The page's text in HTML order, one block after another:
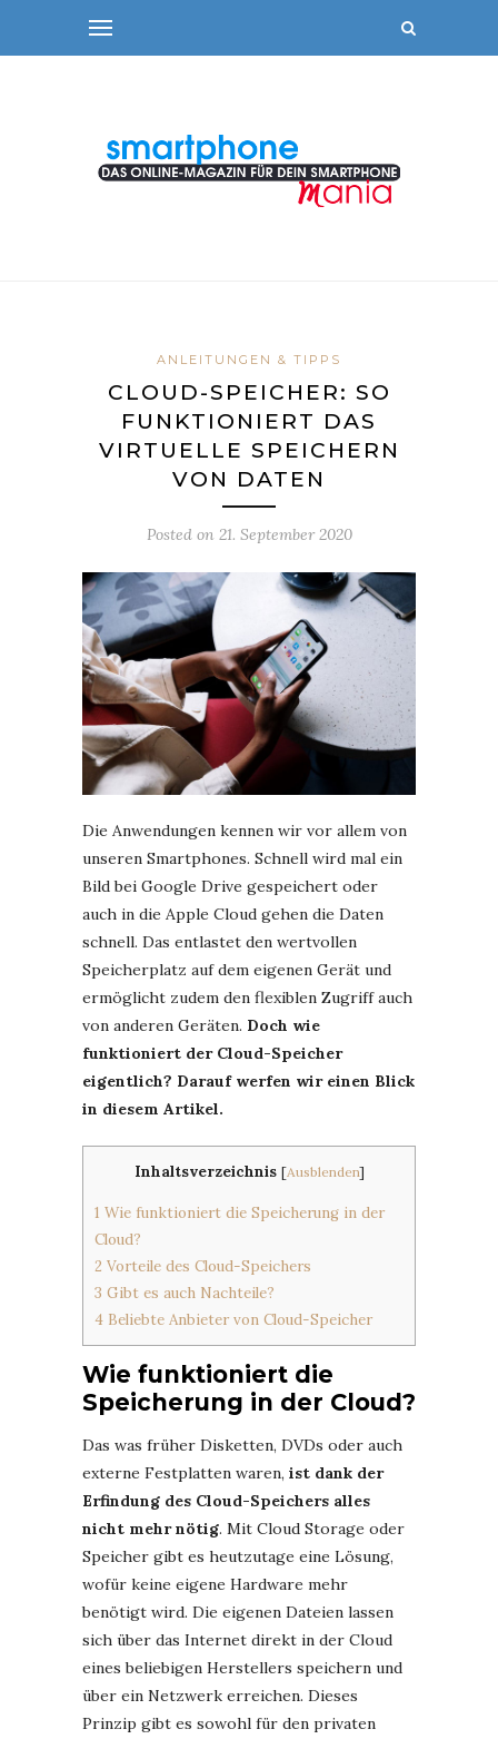
ANLEITUNGEN & TIPPS
CLOUD-SPEICHER: SO
FUNKTIONIERT DAS
VIRTUELLE SPEICHERN
VON DATEN
Posted on 21. September 2020
Die Anwendungen kennen wir vor allem von
unseren Smartphones. Schnell wird mal ein
Bild bei Google Drive gespeichert oder
auch in die Apple Cloud gehen die Daten
schnell. Das entlastet den wertvollen
Speicherplatz auf dem eigenen Gerät und
ermöglicht zudem den flexiblen Zugriff auch
von anderen Geräten. Doch wie
funktioniert der Cloud-Speicher
eigentlich? Darauf werfen wir einen Blick
in diesem Artikel.
Inhaltsverzeichnis [Ausblenden]
1 Wie funktioniert die Speicherung in der
Cloud?
2 Vorteile des Cloud-Speichers
3 Gibt es auch Nachteile?
4 Beliebte Anbieter von Cloud-Speicher
Wie funktioniert die
Speicherung in der Cloud?
Das was früher Disketten, DVDs oder auch
externe Festplatten waren, ist dank der
Erfindung des Cloud-Speichers alles
nicht mehr nötig. Mit Cloud Storage oder
Speicher gibt es heutzutage eine Lösung,
wofür keine eigene Hardware mehr
benötigt wird. Die eigenen Dateien lassen
sich über das Internet direkt in der Cloud
eines beliebigen Herstellers speichern und
über ein Netzwerk erreichen. Dieses
Prinzip gibt es sowohl für den privaten